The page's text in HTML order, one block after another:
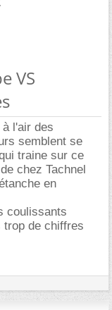
VS
l'air des
semblent se
traine sur ce
chez Tachnel
en
coulissants
trop de chiffres